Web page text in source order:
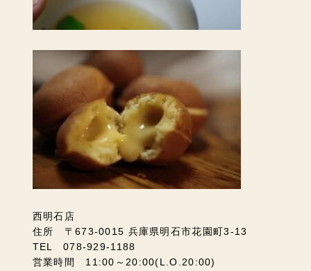
西明石店
住所 〒673-0015 兵庫県明石市花園町3-13
TEL 078-929-1188
営業時間 11:00～20:00(L.O.20:00)